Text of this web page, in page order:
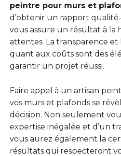
peintre pour murs et
d’obtenir un rapport
vous assure un résultat à la
attentes. La transparence
quant aux coûts sont des
garantir un projet réussi.
Faire appel à un artisan
vos murs et plafonds se
décision. Non seulement
expertise inégalée et d’un
vous aurez également la
résultats qui respecteront